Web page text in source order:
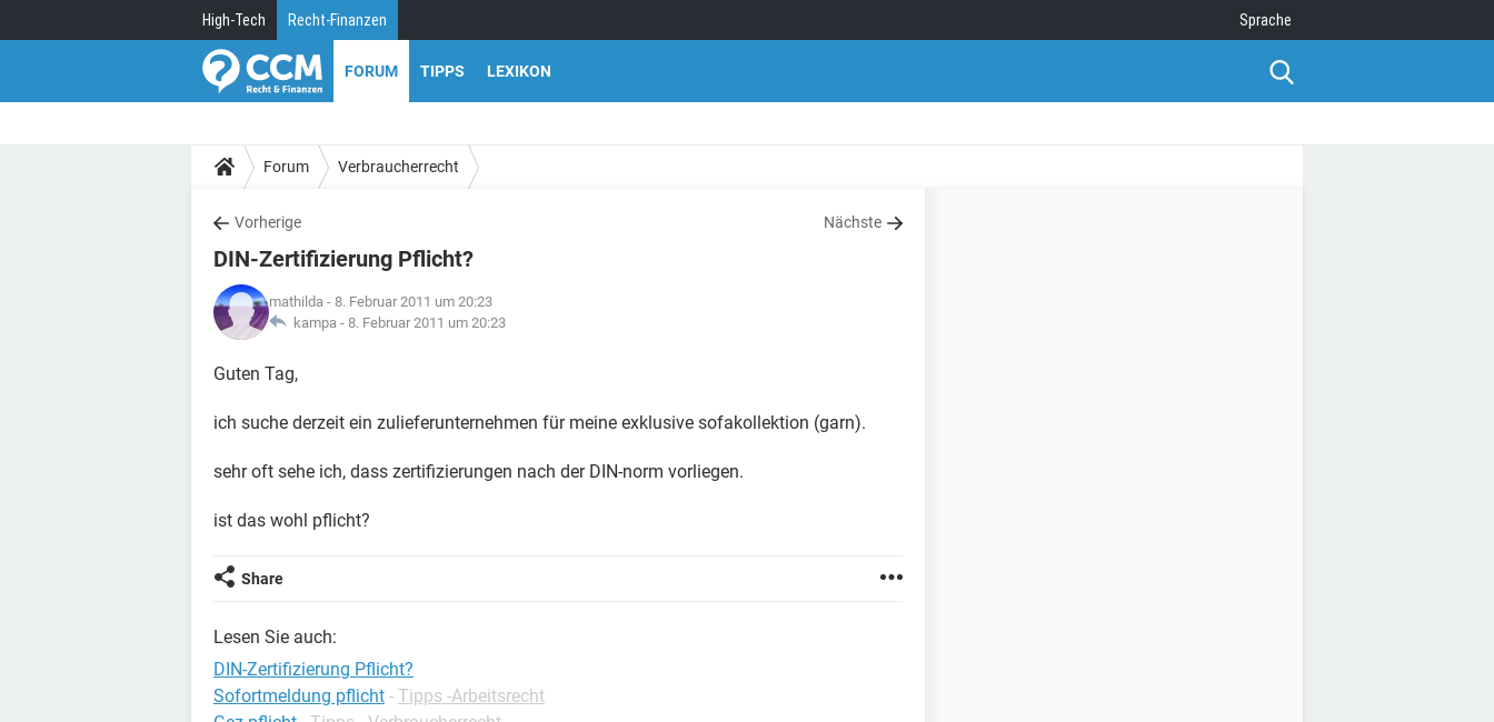
High-Tech Recht-Finanzen Sprache
FORUM TIPPS LEXIKON
Forum Verbraucherrecht
Vorherige Nächste
DIN-Zertifizierung Pflicht?
mathilda - 8. Februar 2011 um 20:23
kampa - 8. Februar 2011 um 20:23
Guten Tag,
ich suche derzeit ein zulieferunternehmen für meine exklusive sofakollektion (garn).
sehr oft sehe ich, dass zertifizierungen nach der DIN-norm vorliegen.
ist das wohl pflicht?
Share
Lesen Sie auch:
DIN-Zertifizierung Pflicht?
Sofortmeldung pflicht - Tipps -Arbeitsrecht